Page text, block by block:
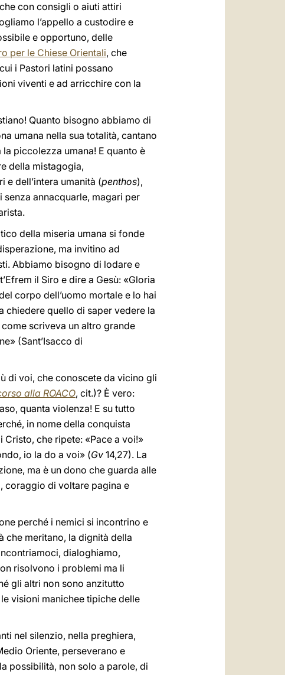
con consigli o aiuti attiri
l’appello a custodire e
e opportuno, delle
per le Chiese Orientali, che
i Pastori latini possano
viventi e ad arricchire con la
Quanto bisogno abbiamo di
umana nella sua totalità, cantano
piccolezza umana! E quanto è
della mistagogia,
e dell’intera umanità (penthos),
annacquarle, magari per
della miseria umana si fonde
ma invitino ad
Abbiamo bisogno di lodare e
il Siro e dire a Gesù: «Gloria
corpo dell’uomo mortale e lo hai
chiedere quello di saper vedere la
scriveva un altro grande
(Sant’Isacco di
di voi, che conoscete da vicino gli
alla ROACO, cit.)? È vero:
quanta violenza! E su tutto
in nome della conquista
che ripete: «Pace a voi!»
io la do a voi» (Gv 14,27). La
ma è un dono che guarda alle
coraggio di voltare pagina e
perché i nemici si incontrino e
che meritano, la dignità della
dialoghiamo,
risolvono i problemi ma li
gli altri non sono anzitutto
visioni manichee tipiche delle
nel silenzio, nella preghiera,
Oriente, perseverano e
possibilità, non solo a parole, di